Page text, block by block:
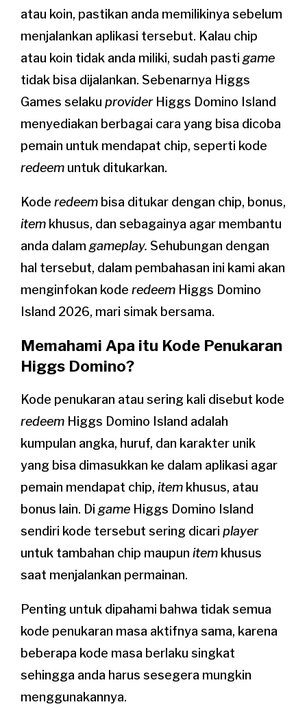
atau koin, pastikan anda memilikinya sebelum
menjalankan aplikasi tersebut. Kalau chip
atau koin tidak anda miliki, sudah pasti game
tidak bisa dijalankan. Sebenarnya Higgs
Games selakuproviderHiggs Domino Island
menyediakan berbagai cara yang bisa dicoba
pemain untuk mendapat chip, seperti kode
redeem untuk ditukarkan.
Koderedeem bisa ditukar dengan chip, bonus,
item khusus, dan sebagainya agar membantu
anda dalam gameplay. Sehubungan dengan
hal tersebut, dalam pembahasan ini kami akan
menginfokan koderedeem Higgs Domino
Island 2026, mari simak bersama.
Memahami Apa itu Kode Penukaran
Higgs Domino?
Kode penukaran atau sering kali disebut kode
redeem Higgs Domino Island adalah
kumpulan angka, huruf, dan karakter unik
yang bisa dimasukkan ke dalam aplikasi agar
pemain mendapat chip,item khusus, atau
bonus lain. Digame Higgs Domino Island
sendiri kode tersebut sering dicariplayer
untuk tambahan chip maupunitem khusus
saat menjalankan permainan.
Penting untuk dipahami bahwa tidak semua
kode penukaran masa aktifnya sama, karena
beberapa kode masa berlaku singkat
sehingga anda harus sesegera mungkin
menggunakannya.